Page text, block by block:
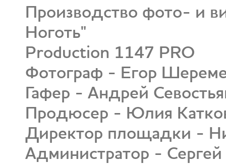
Производство фото- и
Ноготь"
Production 1147 PRO
Фотограф - Егор
Гафер - Андрей
Продюсер - Юлия
Директор площадки -
Администратор - Сергей